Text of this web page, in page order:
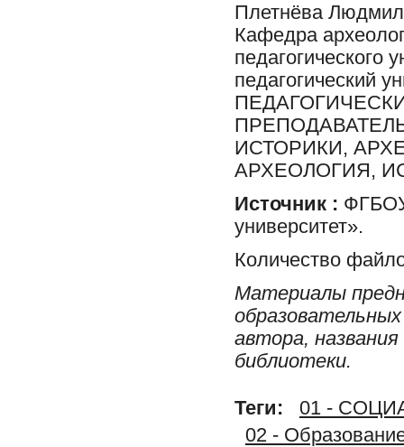
Плетнёва
Кафедра
педагогического
педагогический
ИСТОРИКИ,
АРХЕОЛОГИЯ,
Источник : ФГБОУ
университет».
Количество
Материалы
автора,
библиотеки.
Теги:
01 -
02 -